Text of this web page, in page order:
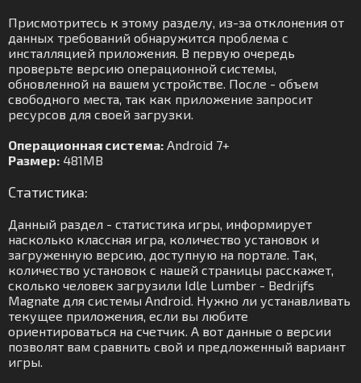
Присмотритесь к этому разделу, из-за отклонения от
данных требований обнаружится проблема с
инсталляцией приложения. В первую очередь
проверьте версию операционной системы,
обновленной на вашем устройстве. После - объем
свободного места, так как приложение запросит
ресурсов для своей загрузки.
Операционная система: Android 7+
Размер: 481MB
Статистика:
Данный раздел - статистика игры, информирует
насколько классная игра, количество установок и
загруженную версию, доступную на портале. Так,
количество установок с нашей страницы расскажет,
сколько человек загрузили Idle Lumber - Bedrijfs
Magnate для системы Android. Нужно ли устанавливать
текущее приложения, если вы любите
ориентироваться на счетчик. А вот данные о версии
позволят вам сравнить свой и предложенный вариант
игры.